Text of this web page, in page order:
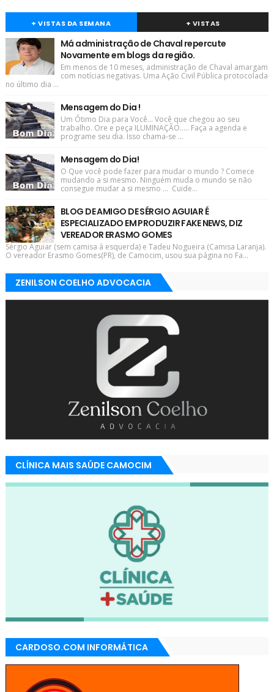
+ VISTAS DA SEMANA + VISTAS
Má administração de Chaval repercute
Novamente em blogs da região.
Em menos de 10 meses, administração de Chaval amargam
com notícias negativas. Uma Ação Civil Pública protocolada
no último dia ...
Mensagem do Dia !
Um Ótimo Dia para Você... Você que chegou ao seu
trabalho. Ore e peça ILUMINAÇÃO..... Faça a agenda e
programe seu dia. Isso chama-se ...
Mensagem do Dia!
O Que você pode fazer para mudar o mundo ? Comece
mudando a si mesmo. Ninguém muda o mundo se não
consegue mudar a si mesmo ... Cuide...
BLOG DE AMIGO DE SÉRGIO AGUIAR É
ESPECIALIZADO EM PRODUZIR FAKE NEWS, DIZ
VEREADOR ERASMO GOMES
Sérgio Aguiar (sem camisa à esquerda) e Tadeu Nogueira (Camisa Laranja).
O vereador Erasmo Gomes(PR), de Camocim, usou sua página no Fa...
ZENILSON COELHO ADVOCACIA
CLÍNICA MAIS SAÚDE CAMOCIM
CARDOSO.COM INFORMÁTICA